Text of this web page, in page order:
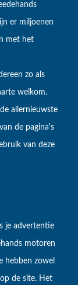
er miljoenen
met het
zo als
welkom.
allernieuwste
de pagina's
van deze
je advertentie
motoren
hebben zowel
de site. Het